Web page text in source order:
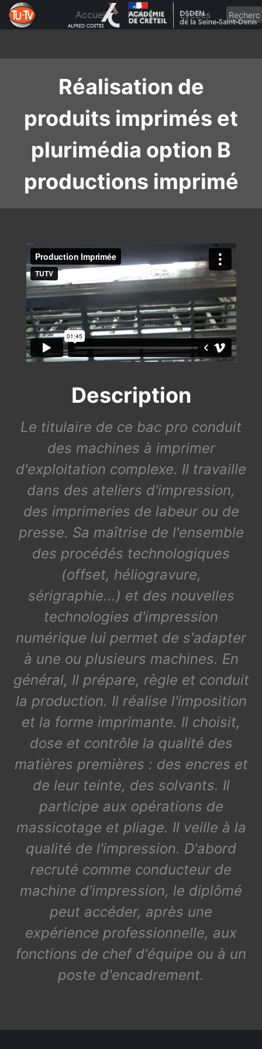
content
Accueil Filières Lycées
Réalisation de
produits imprimés et
plurimédia option B
productions imprimé
Description
Le titulaire de ce bac pro conduit
des machines à imprimer
d'exploitation complexe. Il travaille
dans des ateliers d'impression,
des imprimeries de labeur ou de
presse. Sa maîtrise de l'ensemble
des procédés technologiques
(offset, héliogravure,
sérigraphie...) et des nouvelles
technologies d'impression
numérique lui permet de s'adapter
à une ou plusieurs machines. En
général, Il prépare, règle et conduit
la production. Il réalise l'imposition
et la forme imprimante. Il choisit,
dose et contrôle la qualité des
matières premières : des encres et
de leur teinte, des solvants. Il
participe aux opérations de
massicotage et pliage. Il veille à la
qualité de l'impression. D'abord
recruté comme conducteur de
machine d'impression, le diplômé
peut accéder, après une
expérience professionnelle, aux
fonctions de chef d'équipe ou à un
poste d'encadrement.